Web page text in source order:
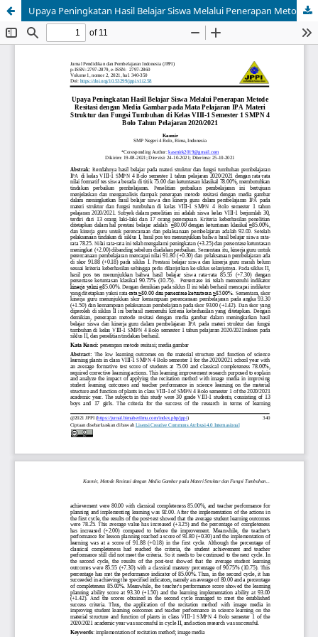
Upaya Peningkatan Hasil Belajar Siswa Melalui Penerapan Metode Resitasi dengan Media Gambar pada Mata Pelajaran IPA Materi Struktur dan Fungsi Tumbuhan di Kelas VIII-1 Semester 1 SMPN 4 Bolo Tahun Pelajaran 2020/2021